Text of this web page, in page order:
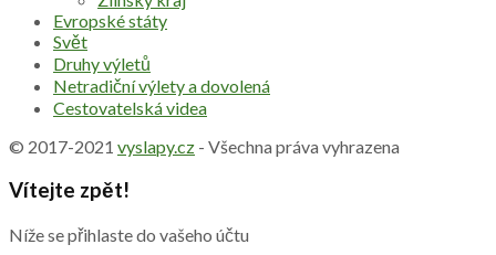
Evropské státy
Svět
Druhy výletů
Netradiční výlety a dovolená
Cestovatelská videa
© 2017-2021 vyslapy.cz - Všechna práva vyhrazena
Vítejte zpět!
Níže se přihlaste do vašeho účtu